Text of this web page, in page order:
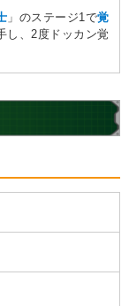
」のステージ1で覚
し、2度ドッカン覚